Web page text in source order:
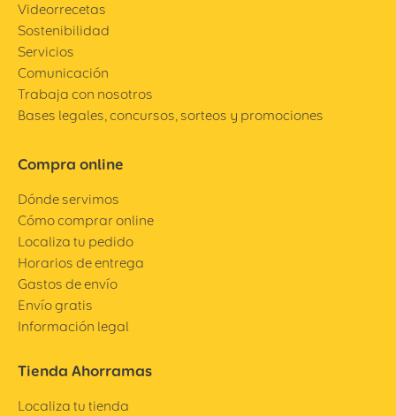
Videorrecetas
Sostenibilidad
Servicios
Comunicación
Trabaja con nosotros
Bases legales, concursos, sorteos y promociones
Compra online
Dónde servimos
Cómo comprar online
Localiza tu pedido
Horarios de entrega
Gastos de envío
Envío gratis
Información legal
Tienda Ahorramas
Localiza tu tienda